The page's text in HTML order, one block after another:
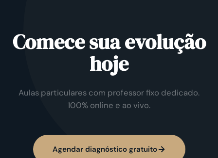
Comece sua evolução
hoje
Aulas particulares com professor fixo dedicado.
100% online e ao vivo.
Agendar diagnóstico gratuito